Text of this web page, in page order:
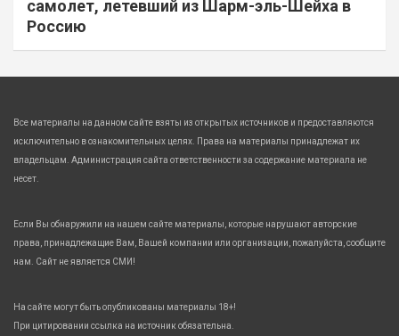
самолет, летевший из Шарм-эль-Шейха в
Россию
Все материалы на данном сайте взяты из открытых источников и предоставляются
исключительно в ознакомительных целях. Права на материалы принадлежат их
владельцам. Администрация сайта ответственности за содержание материала не
несет.
Если Вы обнаружили на нашем сайте материалы, которые нарушают авторские
права, принадлежащие Вам, Вашей компании или организации, пожалуйста, сообщите
нам. Сайт не является СМИ!
На сайте могут быть опубликованы материалы 18+!
При цитировании ссылка на источник обязательна.